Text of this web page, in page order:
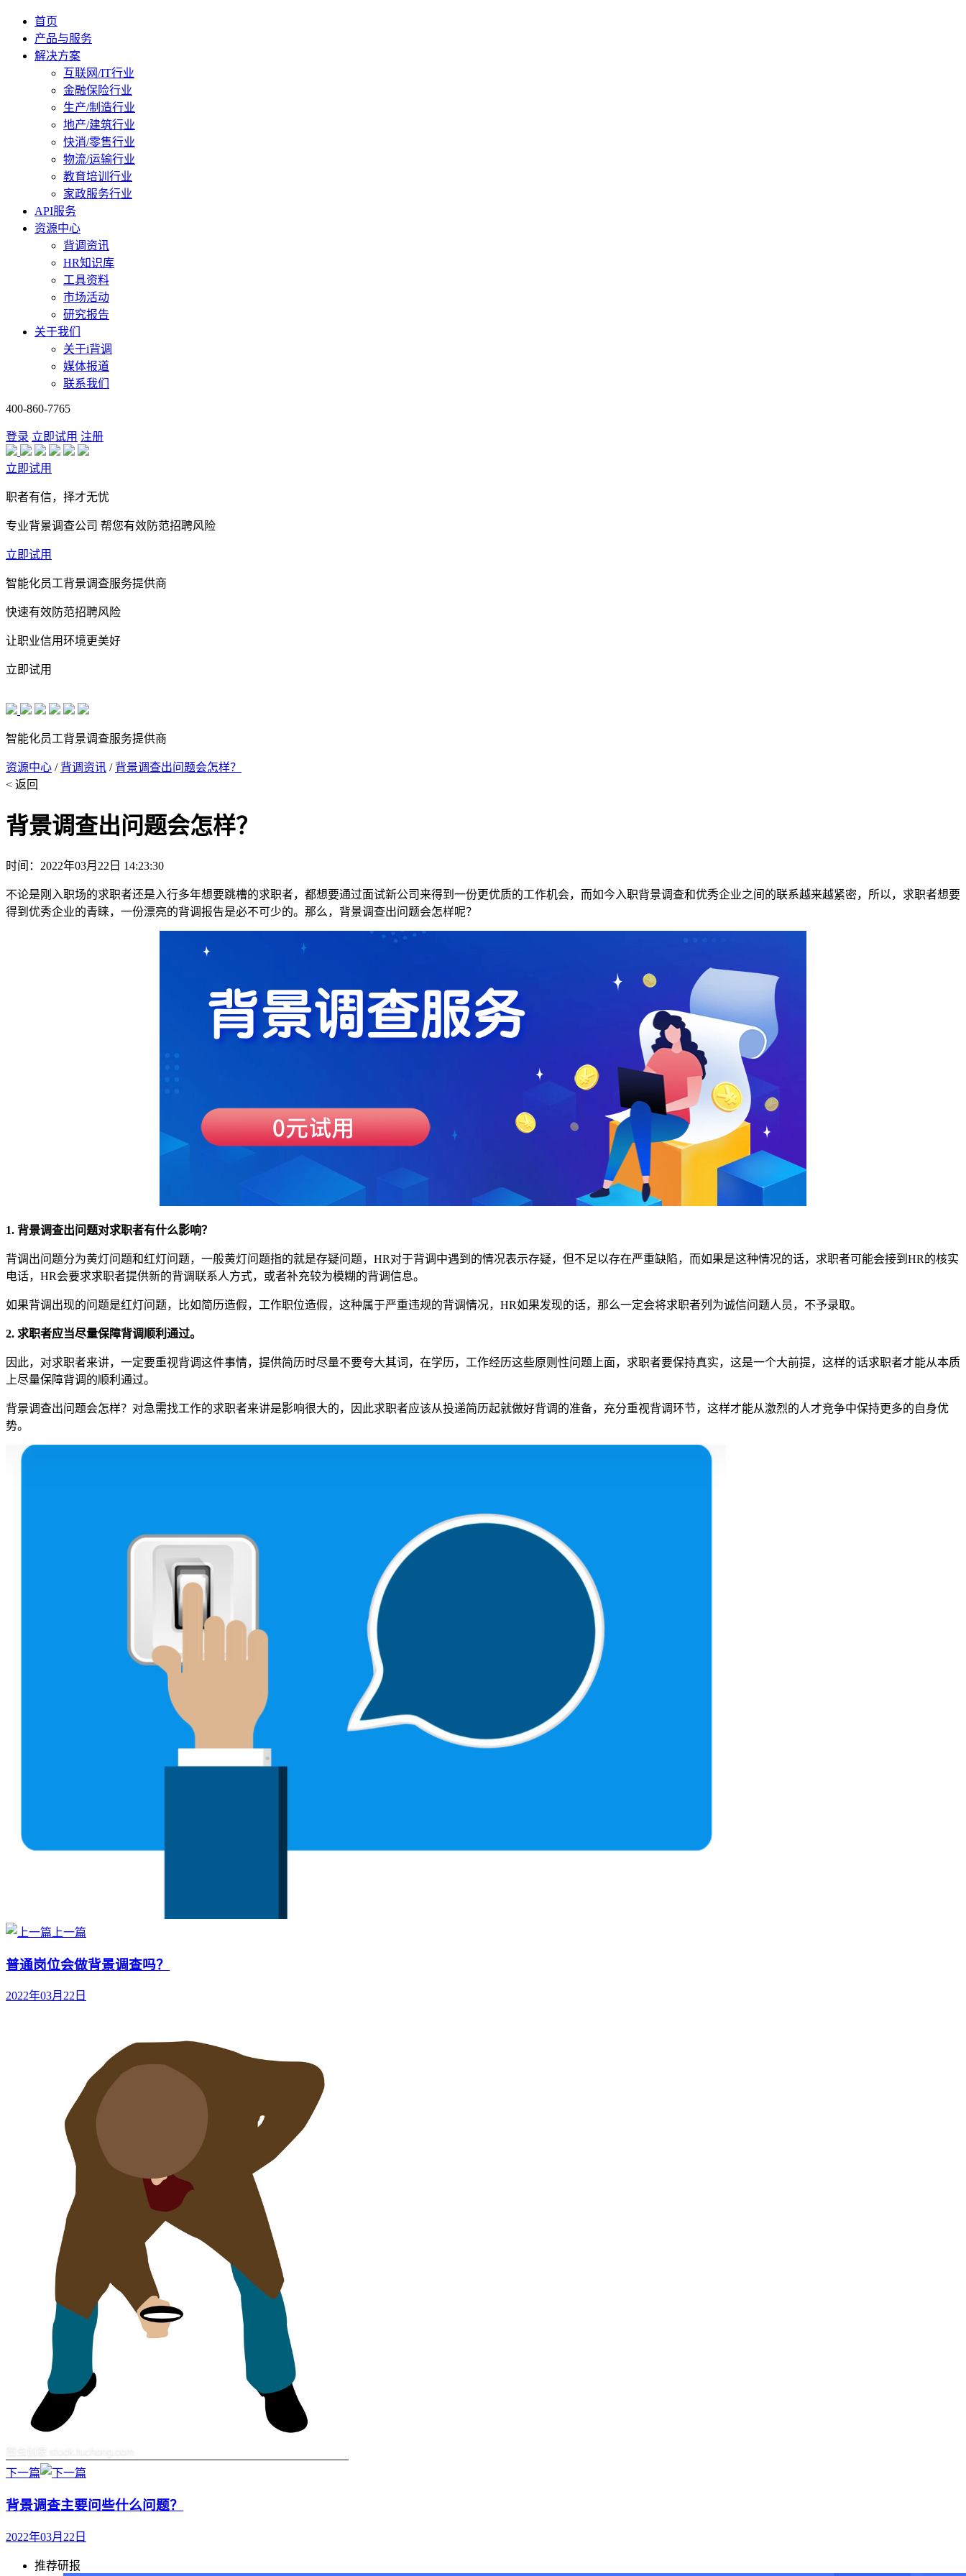
首页
产品与服务
解决方案
互联网/IT行业
金融保险行业
生产/制造行业
地产/建筑行业
快消/零售行业
物流/运输行业
教育培训行业
家政服务行业
API服务
资源中心
背调资讯
HR知识库
工具资料
市场活动
研究报告
关于我们
关于i背调
媒体报道
联系我们
400-860-7765
登录 立即试用 注册
立即试用
职者有信，择才无忧
专业背景调查公司 帮您有效防范招聘风险
立即试用
智能化员工背景调查服务提供商
快速有效防范招聘风险
让职业信用环境更美好
立即试用
智能化员工背景调查服务提供商
资源中心 / 背调资讯 / 背景调查出问题会怎样？
< 返回
背景调查出问题会怎样？
时间：2022年03月22日 14:23:30
不论是刚入职场的求职者还是入行多年想要跳槽的求职者，都想要通过面试新公司来得到一份更优质的工作机会，而如今入职背景调查和优秀企业之间的联系越来越紧密，所以，求职者想要
得到优秀企业的青睐，一份漂亮的背调报告是必不可少的。那么，背景调查出问题会怎样呢？
1. 背景调查出问题对求职者有什么影响？
背调出问题分为黄灯问题和红灯问题，一般黄灯问题指的就是存疑问题，HR对于背调中遇到的情况表示存疑，但不足以存在严重缺陷，而如果是这种情况的话，求职者可能会接到HR的核实
电话，HR会要求求职者提供新的背调联系人方式，或者补充较为模糊的背调信息。
如果背调出现的问题是红灯问题，比如简历造假，工作职位造假，这种属于严重违规的背调情况，HR如果发现的话，那么一定会将求职者列为诚信问题人员，不予录取。
2. 求职者应当尽量保障背调顺利通过。
因此，对求职者来讲，一定要重视背调这件事情，提供简历时尽量不要夸大其词，在学历，工作经历这些原则性问题上面，求职者要保持真实，这是一个大前提，这样的话求职者才能从本质
上尽量保障背调的顺利通过。
背景调查出问题会怎样？对急需找工作的求职者来讲是影响很大的，因此求职者应该从投递简历起就做好背调的准备，充分重视背调环节，这样才能从激烈的人才竞争中保持更多的自身优
势。
上一篇
普通岗位会做背景调查吗？
2022年03月22日
下一篇
背景调查主要问些什么问题？
2022年03月22日
推荐研报